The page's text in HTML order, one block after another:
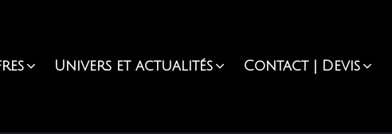
Univers et actualités Contact | Devis